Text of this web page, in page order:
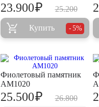
25.200
23.900₽
Купить 5%
Фиолетовый памятник
AM1020
26.800
25.500₽